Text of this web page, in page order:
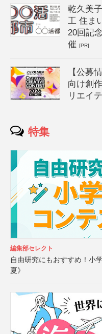
乾久美
工 住ま
20回記
催[PR]
【公募
向け創
リエイ
特集
編集部セレクト
自由研究にもおすすめ！小
夏》